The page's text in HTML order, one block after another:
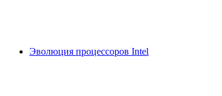
Эволюция процессоров Intel